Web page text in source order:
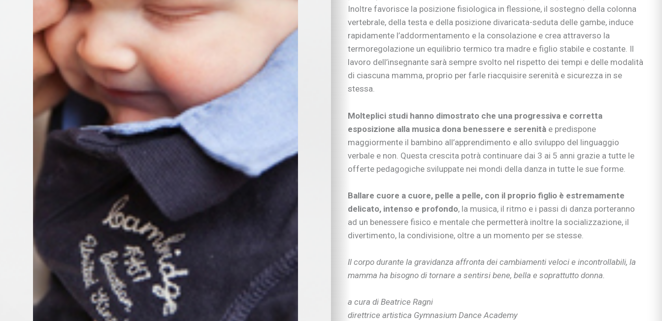
Sicurezza dentro e fuori casa
Attività in famiglia
Natale insieme
Imparare divertendosi
Proposte per famiglie
A “tu per tu” con…
Educare alla vita
Educare al digitale
Educazione finanziaria
Educare alle emozioni
Relazioni sociali e bullismo
Autonomia e responsabilità
Gli esperti consigliano…
Mondo scuola
Inserimento nido e scuola
Scelte scolastiche
Metodo di studio
Kit didattici per la primaria
Attività extra-scuola
Educazione digitale
Imparare divertendosi
Inoltre favorisce la posizione fisiologica in flessione, il sostegno della colonna
vertebrale, della testa e della posizione divaricata-seduta delle gambe, induce
rapidamente l’addormentamento e la consolazione e crea attraverso la
termoregolazione un equilibrio termico tra madre e figlio stabile e costante. Il
lavoro dell’insegnante sarà sempre svolto nel rispetto dei tempi e delle modalità
di ciascuna mamma, proprio per farle riacquisire serenità e sicurezza in se
stessa.
Molteplici studi hanno dimostrato che una progressiva e corretta
esposizione alla musica dona benessere e serenitàe predispone
maggiormente il bambino all’apprendimento e allo sviluppo del linguaggio
verbale e non. Questa crescita potrà continuare dai 3 ai 5 anni grazie a tutte le
offerte pedagogiche sviluppate nei mondi della danza in tutte le sue forme.
Ballare cuore a cuore, pelle a pelle, con il proprio figlio è estremamente
delicato, intenso e profondo, la musica, il ritmo e i passi di danza porteranno
ad un benessere fisico e mentale che permetterà inoltre la socializzazione, il
divertimento, la condivisione, oltre a un momento per se stesse.
Il corpo durante la gravidanza affronta dei cambiamenti veloci e incontrollabili, la
mamma ha bisogno di tornare a sentirsi bene, bella e soprattutto donna.
a cura di Beatrice Ragni
direttrice artistica Gymnasium Dance Academy